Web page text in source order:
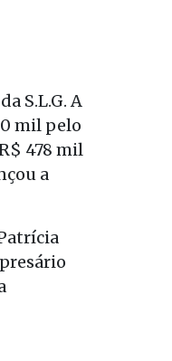
S.L.G. A
mil pelo
478 mil
a